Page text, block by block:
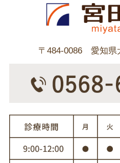
〒484-0086 愛知県